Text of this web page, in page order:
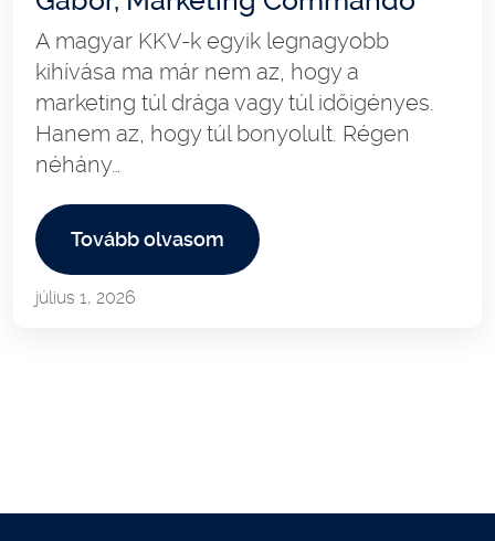
A magyar KKV-k egyik legnagyobb
kihívása ma már nem az, hogy a
marketing túl drága vagy túl időigényes.
Hanem az, hogy túl bonyolult. Régen
néhány…
Tovább olvasom
július 1, 2026